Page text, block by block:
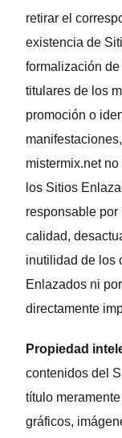
retirar el
existencia de
formalización
titulares de los
promoción o
mistermix.net
los Sitios
responsable
calidad,
inutilidad de los
Enlazados ni
directamente
Propiedad
contenidos del
título
gráficos,